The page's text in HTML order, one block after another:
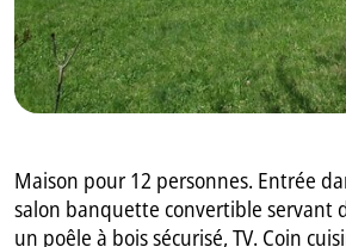
Maison pour 12 personnes. Entrée
salon banquette convertible servant
un poêle à bois sécurisé, TV. Coin